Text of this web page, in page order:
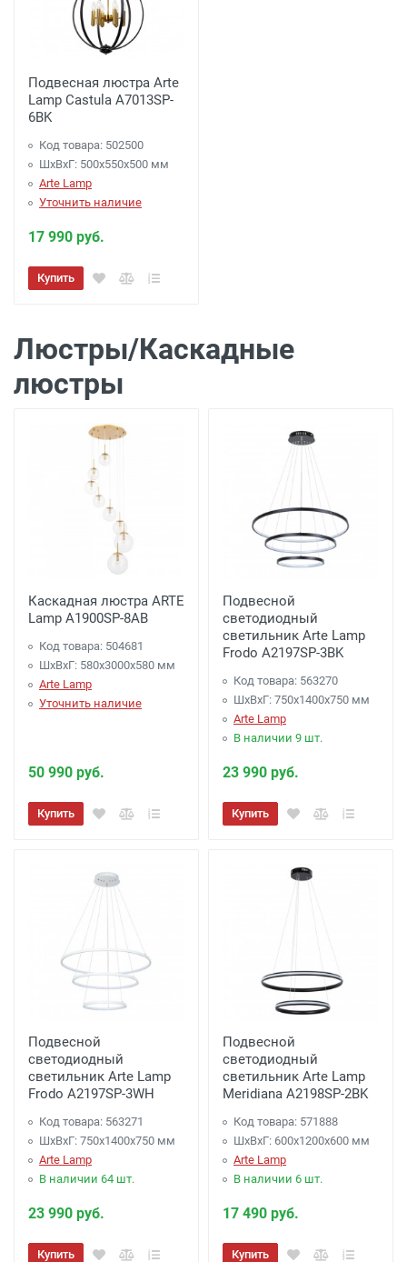
Подвесная люстра Arte
Lamp Castula A7013SP-
6BK
Код товара: 502500
ШхВхГ: 500x550x500 мм
Arte Lamp
Уточнить наличие
17 990 руб.
Купить
Люстры/Каскадные
люстры
Каскадная люстра ARTE
Lamp A1900SP-8AB
Код товара: 504681
ШхВхГ: 580x3000x580 мм
Arte Lamp
Уточнить наличие
50 990 руб.
Купить
Подвесной
светодиодный
светильник Arte Lamp
Frodo A2197SP-3BK
Код товара: 563270
ШхВхГ: 750x1400x750 мм
Arte Lamp
В наличии 9 шт.
23 990 руб.
Купить
Подвесной
светодиодный
светильник Arte Lamp
Frodo A2197SP-3WH
Код товара: 563271
ШхВхГ: 750x1400x750 мм
Arte Lamp
В наличии 64 шт.
23 990 руб.
Купить
Подвесной
светодиодный
светильник Arte Lamp
Meridiana A2198SP-2BK
Код товара: 571888
ШхВхГ: 600x1200x600 мм
Arte Lamp
В наличии 6 шт.
17 490 руб.
Купить